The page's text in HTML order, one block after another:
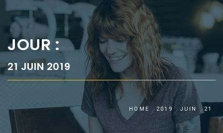
JOUR :
21 JUIN 2019
HOME 2019 JUIN 21